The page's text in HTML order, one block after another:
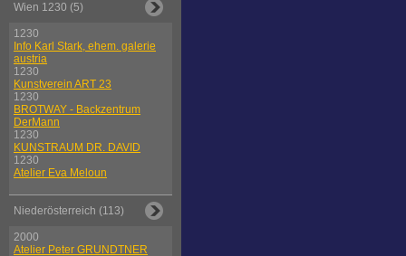
Wien 1230 (5)
1230
Info Karl Stark, ehem. galerie
austria
1230
Kunstverein ART 23
1230
BROTWAY - Backzentrum
DerMann
1230
KUNSTRAUM DR. DAVID
1230
Atelier Eva Meloun
Niederösterreich (113)
2000
Atelier Peter GRUNDTNER